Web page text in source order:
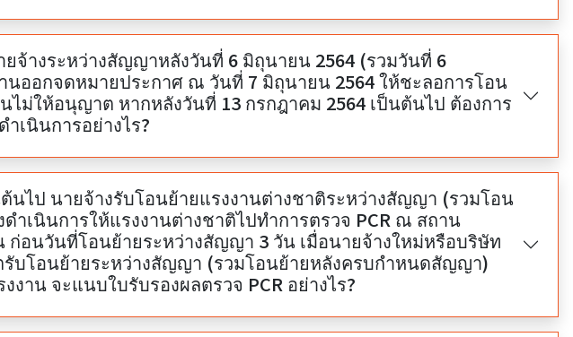
จ้างระหว่างสัญญาหลังวันที่ 6 มิถุนายน 2564 (รวมวันที่ 6
นออกจดหมายประกาศ ณ วันที่ 7 มิถุนายน 2564 ให้ชะลอการโอน
ไม่ให้อนุญาต หากหลังวันที่ 13 กรกฎาคม 2564 เป็นต้นไป ต้องการ
เนินการอย่างไร?
เนินการให้แรงงานต่างชาติไปทำการตรวจ PCR ณ สถาน
ก่อนวันที่โอนย้ายระหว่างสัญญา 3 วัน เมื่อนายจ้างใหม่หรือบริษัท
ญา (รวมโอนย้ายหลังครบกำหนดสัญญา)
าน จะแนบใบรับรองผลตรวจ PCR อย่างไร?